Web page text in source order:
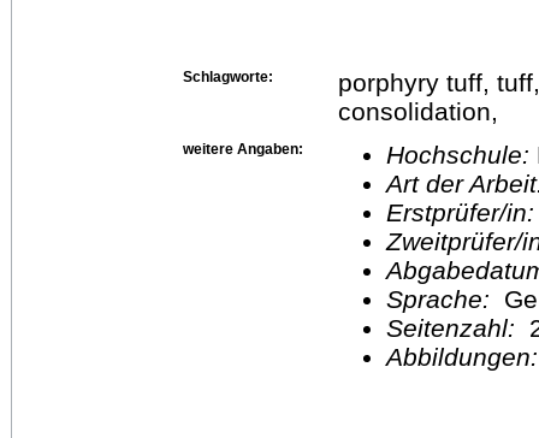
Schlagworte:
porphyry tuff,
consolidation,
weitere Angaben: Hochschule:
Art der
Erstprüfer/
Sprache:
Seitenzahl: